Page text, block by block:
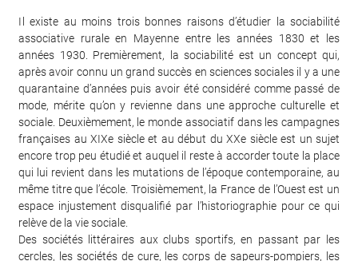
I l existe au moins trois bonnes raisons d’étudier la sociabilité
associative rurale en Mayenne entre les années 1830 et les
années 1930. Premièrement, la sociabilité est un concept qui,
après avoir connu un grand succès en sciences sociales il y a une
quarantaine d’années puis avoir été considéré comme passé de
mode, mérite qu’on y revienne dans une approche culturelle et
sociale. Deuxièmement, le monde associatif dans les campagnes
françaises au XIXe siècle et au début du XXe siècle est un sujet
encore trop peu étudié et auquel il reste à accorder toute la place
qui lui revient dans les mutations de l’époque contemporaine, au
même titre que l’école. Troisièmement, la France de l’Ouest est un
espace injustement disqualifié par l’historiographie pour ce qui
relève de la vie sociale.
Des sociétés littéraires aux clubs sportifs, en passant par les
cercles, les sociétés de cure, les corps de sapeurs-pompiers, les